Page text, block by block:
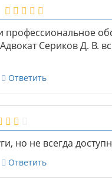
профессиональное
Сериков Д. В.
Ответить
но не всегда
Ответить